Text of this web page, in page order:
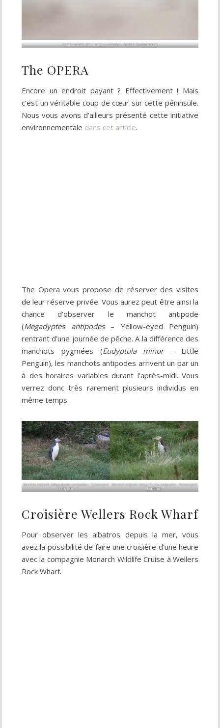
Huîtrier variable(Haematopus unicolor– Variable Oystercatcher)
The OPERA
Encore un endroit payant ? Effectivement ! Mais
c’est un véritable coup de cœur sur cette péninsule.
Nous vous avons d’ailleurs présenté cette initiative
environnementale dans cet article.
The Opera vous propose de réserver des visites
de leur réserve privée. Vous aurez peut être ainsi la
chance d’observer le manchot antipode
(Megadyptes antipodes– Yellow-eyed Penguin)
rentrant d’une journée de pêche. A la différence des
manchots pygmées (Eudyptula minor– Little
Penguin), les manchots antipodes arrivent un par un
à des horaires variables durant l’après-midi. Vous
verrez donc très rarement plusieurs individus en
même temps.
Manchot antipode (Megadyptes antipodes– Yellow-eyed
Penguin)
Manchot antipode (Megadyptes antipodes– Yellow-eyed
Penguin)
Croisière Wellers Rock Wharf
Pour observer les albatros depuis la mer, vous
avez la possibilité de faire une croisière d’une heure
avec la compagnie Monarch Wildlife Cruise à Wellers
Rock Wharf.